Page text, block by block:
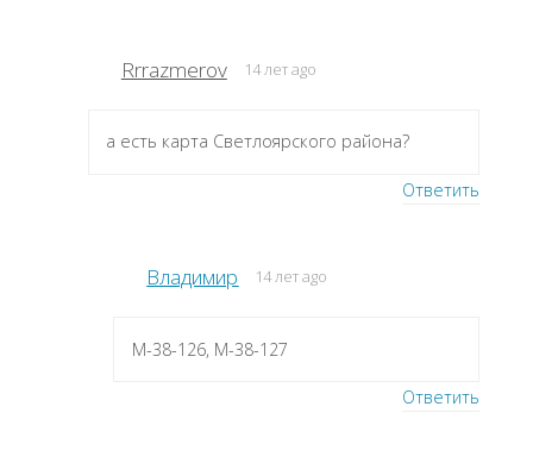
Rrrazmerov 14 лет ago
а есть карта Светлоярского района?
Ответить
Владимир 14 лет ago
M-38-126, M-38-127
Ответить